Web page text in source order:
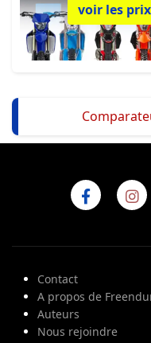
voir les prix
Contact
A propos de
Auteurs
Nous rejoindre